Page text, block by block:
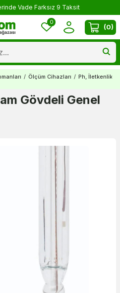
Vade Farksız 9 Taksit
0
(0)
/ Ölçüm Cihazları / Ph, İletkenlik
Gövdeli Genel